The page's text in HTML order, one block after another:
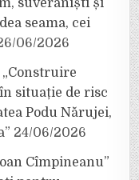
suveraniști și
seama, cei
06/2026
situație de risc
Podu Nărujei,
24/06/2026
Cîmpineanu”